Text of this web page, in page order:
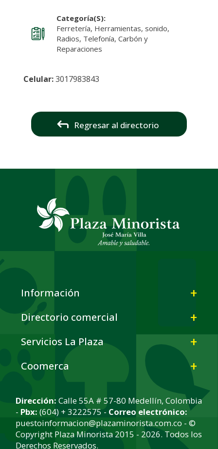
Categoría(s):
Ferretería, Herramientas, sonido,
Radios, Telefonía, Carbón y
Reparaciones
Celular:3017983843
Regresar al directorio
Información
Directorio comercial
Servicios La Plaza
Coomerca
Dirección: Calle 55A # 57-80 Medellín, Colombia
- Pbx: (604) + 3222575 - Correo electrónico:
puestoinformacion@plazaminorista.com.co - ©
Copyright Plaza Minorista 2015 - 2026. Todos los
Derechos Reservados.